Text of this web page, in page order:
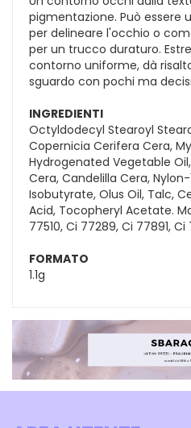
pigmentazione. Può essere
per delineare l'occhio o
per un trucco duraturo.
contorno uniforme, dà
sguardo con pochi ma
INGREDIENTI
Octyldodecyl Stearoyl
Copernicia Cerifera Cera,
Hydrogenated Vegetable
Cera, Candelilla Cera,
Isobutyrate, Olus Oil, Talc,
Acid, Tocopheryl Acetate.
77510, Ci 77289, Ci 77891,
FORMATO
1.1g